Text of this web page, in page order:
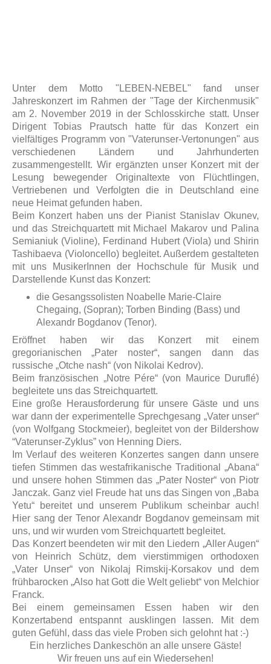
Unter dem Motto "LEBEN-NEBEL" fand unser
Jahreskonzert im Rahmen der "Tage der Kirchenmusik"
am 2. November 2019 in der Schlosskirche statt. Unser
Dirigent Tobias Prautsch hatte für das Konzert ein
vielfältiges Programm von "Vaterunser-Vertonungen" aus
verschiedenen Ländern und Jahrhunderten
zusammengestellt. Wir ergänzten unser Konzert mit der
Lesung bewegender Originaltexte von Flüchtlingen,
Vertriebenen und Verfolgten die in Deutschland eine
neue Heimat gefunden haben.
Beim Konzert haben uns der Pianist Stanislav Okunev,
und das Streichquartett mit Michael Makarov und Palina
Semianiuk (Violine), Ferdinand Hubert (Viola) und Shirin
Tashibaeva (Violoncello) begleitet. Außerdem gestalteten
mit uns MusikerInnen der Hochschule für Musik und
Darstellende Kunst das Konzert:
die Gesangssolisten Noabelle Marie-Claire
Chegaing, (Sopran); Torben Binding (Bass) und
Alexandr Bogdanov (Tenor).
Eröffnet haben wir das Konzert mit einem
gregorianischen „Pater noster“, sangen dann das
russische „Otche nash“ (von Nikolai Kedrov).
Beim französischen „Notre Pére“ (von Maurice Duruflé)
begleitete uns das Streichquartett.
Eine große Herausforderung für unsere Gäste und uns
war dann der experimentelle Sprechgesang „Vater unser“
(von Wolfgang Stockmeier), begleitet von der Bildershow
“Vaterunser-Zyklus” von Henning Diers.
Im Verlauf des weiteren Konzertes sangen dann unsere
tiefen Stimmen das westafrikanische Traditional „Abana“
und unsere hohen Stimmen das „Pater Noster“ von Piotr
Janczak. Ganz viel Freude hat uns das Singen von „Baba
Yetu“ bereitet und unserem Publikum scheinbar auch!
Hier sang der Tenor Alexandr Bogdanov gemeinsam mit
uns, und wir wurden vom Streichquartett begleitet.
Das Konzert beendeten wir mit den Liedern „Aller Augen“
von Heinrich Schütz, dem vierstimmigen orthodoxen
„Vater Unser“ von Nikolaj Rimskij-Korsakov und dem
frühbarocken „Also hat Gott die Welt geliebt“ von Melchior
Franck.
Bei einem gemeinsamen Essen haben wir den
Konzertabend entspannt ausklingen lassen. Mit dem
guten Gefühl, dass das viele Proben sich gelohnt hat :-)
Ein herzliches Dankeschön an alle unsere Gäste!
Wir freuen uns auf ein Wiedersehen!